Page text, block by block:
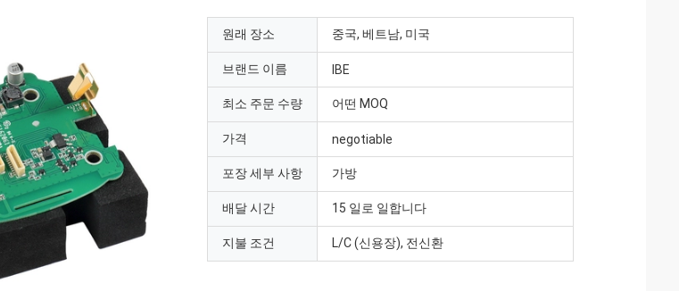
원래 장소 중국, 베트남, 미국
브랜드 이름 IBE
최소 주문 수량 어떤 MOQ
가격 negotiable
포장 세부 사항 가방
배달 시간 15 일로 일합니다
지불 조건 L/C (신용장), 전신환